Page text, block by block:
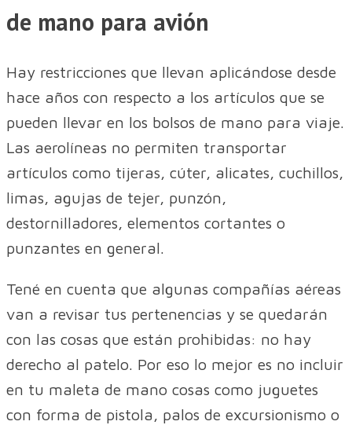
de mano para avión
Hay restricciones que llevan aplicándose desde
hace años con respecto a los artículos que se
pueden llevar en los bolsos de mano para viaje.
Las aerolíneas no permiten transportar
artículos como tijeras, cúter, alicates, cuchillos,
limas, agujas de tejer, punzón,
destornilladores, elementos cortantes o
punzantes en general.
Tené en cuenta que algunas compañías aéreas
van a revisar tus pertenencias y se quedarán
con las cosas que están prohibidas: no hay
derecho al patelo. Por eso lo mejor es no incluir
en tu maleta de mano cosas como juguetes
con forma de pistola, palos de excursionismo o